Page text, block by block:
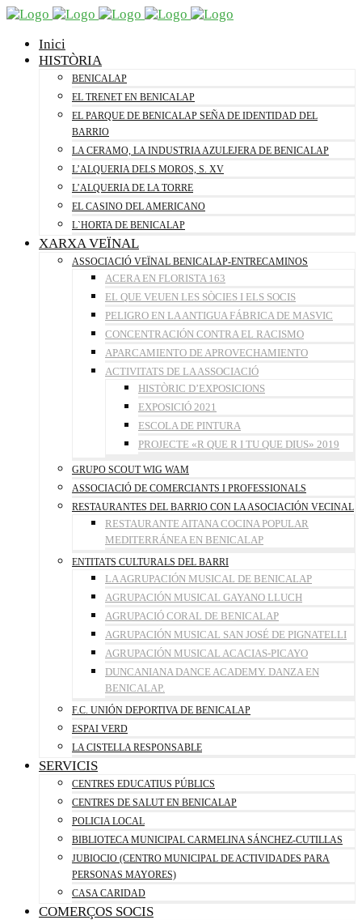
Inici
HISTÒRIA
BENICALAP
EL TRENET EN BENICALAP
EL PARQUE DE BENICALAP SEÑA DE IDENTIDAD DEL
BARRIO
LA CERAMO, LA INDUSTRIA AZULEJERA DE BENICALAP
L’ALQUERIA DELS MOROS, S. XV
L’ALQUERIA DE LA TORRE
EL CASINO DEL AMERICANO
L`HORTA DE BENICALAP
XARXA VEÏNAL
ASSOCIACIÓ VEÏNAL BENICALAP-ENTRECAMINOS
ACERA EN FLORISTA 163
EL QUE VEUEN LES SÒCIES I ELS SOCIS
PELIGRO EN LA ANTIGUA FÁBRICA DE MASVIC
CONCENTRACIÓN CONTRA EL RACISMO
APARCAMIENTO DE APROVECHAMIENTO
ACTIVITATS DE LA ASSOCIACIÓ
HISTÒRIC D’EXPOSICIONS
EXPOSICIÓ 2021
ESCOLA DE PINTURA
PROJECTE «R QUE R I TU QUE DIUS» 2019
GRUPO SCOUT WIG WAM
ASSOCIACIÓ DE COMERCIANTS I PROFESSIONALS
RESTAURANTES DEL BARRIO CON LA ASOCIACIÓN VECINAL
RESTAURANTE AITANA COCINA POPULAR
MEDITERRÁNEA EN BENICALAP
ENTITATS CULTURALS DEL BARRI
LA AGRUPACIÓN MUSICAL DE BENICALAP
AGRUPACIÓN MUSICAL GAYANO LLUCH
AGRUPACIÓ CORAL DE BENICALAP
AGRUPACIÓN MUSICAL SAN JOSÉ DE PIGNATELLI
AGRUPACIÓN MUSICAL ACACIAS-PICAYO
DUNCANIANA DANCE ACADEMY. DANZA EN
BENICALAP.
F.C. UNIÓN DEPORTIVA DE BENICALAP
ESPAI VERD
LA CISTELLA RESPONSABLE
SERVICIS
CENTRES EDUCATIUS PÚBLICS
CENTRES DE SALUT EN BENICALAP
POLICIA LOCAL
BIBLIOTECA MUNICIPAL CARMELINA SÁNCHEZ-CUTILLAS
JUBIOCIO (CENTRO MUNICIPAL DE ACTIVIDADES PARA
PERSONAS MAYORES)
CASA CARIDAD
COMERÇOS SOCIS